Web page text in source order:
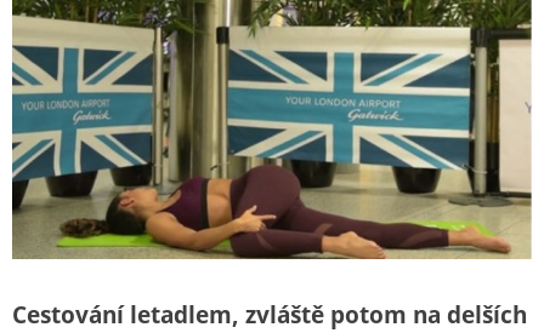
Cestování letadlem, zvláště potom na delších